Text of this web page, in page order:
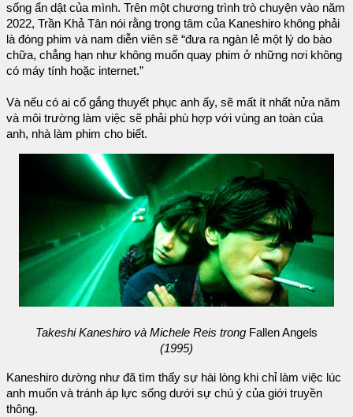
sống ẩn dật của mình. Trên một chương trình trò chuyện vào năm
2022, Trần Khả Tân nói rằng trọng tâm của Kaneshiro không phải
là đóng phim và nam diễn viên sẽ “đưa ra ngàn lẻ một lý do bào
chữa, chẳng hạn như không muốn quay phim ở những nơi không
có máy tính hoặc internet.”
Và nếu có ai cố gắng thuyết phục anh ấy, sẽ mất ít nhất nửa năm
và môi trường làm việc sẽ phải phù hợp với vùng an toàn của
anh, nhà làm phim cho biết.
Takeshi Kaneshiro và Michele Reis trong Fallen Angels
(1995)
Kaneshiro dường như đã tìm thấy sự hài lòng khi chỉ làm việc lúc
anh muốn và tránh áp lực sống dưới sự chú ý của giới truyền
thông.